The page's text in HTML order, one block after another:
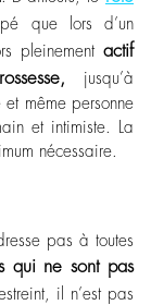
que lors d’un
pleinement actif
jusqu’à
et même personne
et intimiste. La
nécessaire.
pas à toutes
qui ne sont pas
il n’est pas